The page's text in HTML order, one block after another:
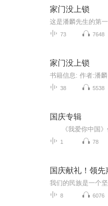
家门没上锁
73 7648
家门没上锁
38 5538
国庆专辑
1 78
国庆献礼！领
8 6076